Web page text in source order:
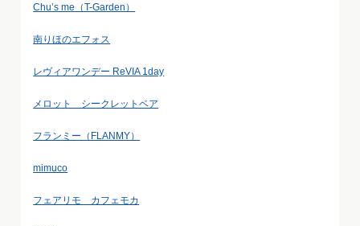
Chu’s me（T-Garden）
南りほのエフォス
レヴィアワンデー ReVIA 1day
メロット シークレットベア
フランミー（FLANMY）
mimuco
フェアリモ カフェモカ